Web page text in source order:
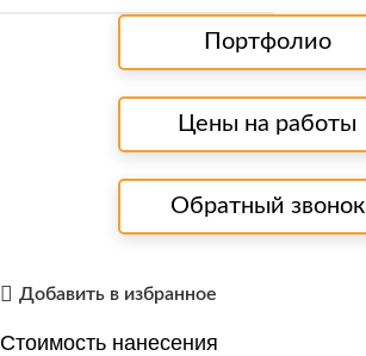
Портфолио
Цены на работы
Обратный звонок
Добавить в избранное
Стоимость нанесения